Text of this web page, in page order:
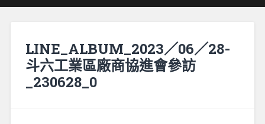
LINE_ALBUM_2023／06／28-
斗六工業區廠商協進會參訪
_230628_0